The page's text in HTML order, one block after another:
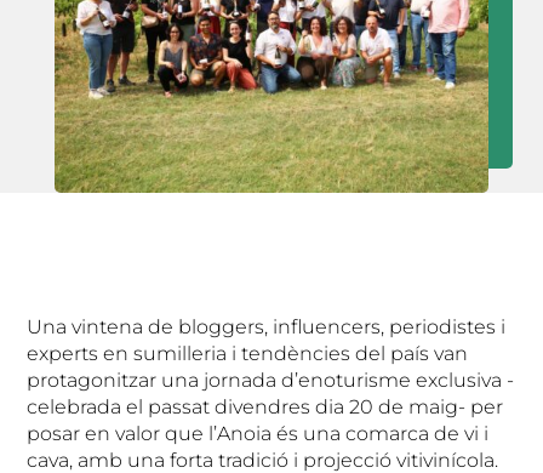
Una vintena de bloggers, influencers, periodistes i
experts en sumilleria i tendències del país van
protagonitzar una jornada d’enoturisme exclusiva -
celebrada el passat divendres dia 20 de maig- per
posar en valor que l’Anoia és una comarca de vi i
cava, amb una forta tradició i projecció vitivinícola.